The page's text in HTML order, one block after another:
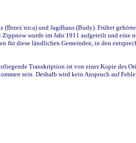
und Jagdhaus (Budy). Früher
wurde im Jahr 1911 aufgeteilt und
diese ländlichen Gemeinden, in den
Transkription ist von einer Kopie des
sein. Deshalb wird kein Anspruch auf